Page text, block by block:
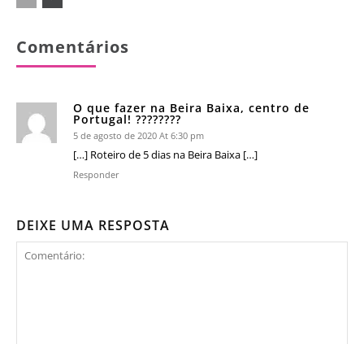
Comentários
O que fazer na Beira Baixa, centro de
Portugal! ????????
5 de agosto de 2020 At 6:30 pm
[…] Roteiro de 5 dias na Beira Baixa […]
Responder
DEIXE UMA RESPOSTA